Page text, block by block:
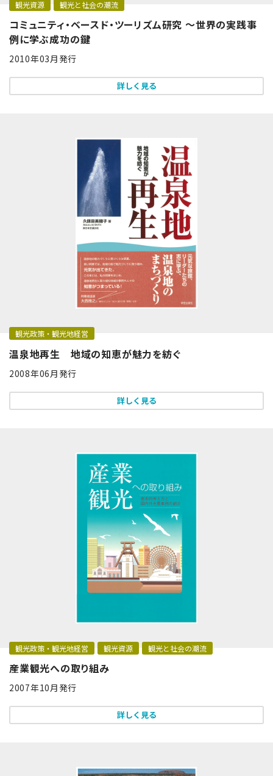
観光資源 観光と社会の潮流
コミュニティ・ベースド・ツーリズム研究 ～世界の実践事
例に学ぶ成功の鍵
2010年03月発行
詳しく見る
観光政策・観光地経営
温泉地再生 地域の知恵が魅力を紡ぐ
2008年06月発行
詳しく見る
観光政策・観光地経営 観光資源 観光と社会の潮流
産業観光への取り組み
2007年10月発行
詳しく見る